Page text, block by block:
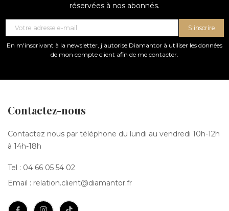
réservées à nos abonnés.
S'inscrire
En m'inscrivant à la newsletter, j'autorise Diamantor à utiliser les données
de mon compte client afin de me contacter.
Contactez-nous
Contactez nous par téléphone du lundi au vendredi 10h-12h
à 14h-18h
Tel : 04 66 05 54 02
Email : relation.client@diamantor.fr